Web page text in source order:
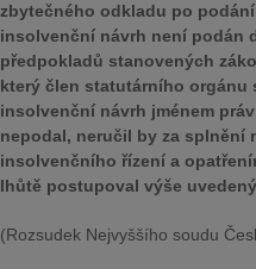
zbytečného odkladu po
insolvenční návrh není podán
předpokladů stanovených
který člen statutárního
insolvenční návrh jménem
nepodal, neručil by za splnění
insolvenčního řízení a
lhůtě postupoval výše
(Rozsudek Nejvyššího soudu